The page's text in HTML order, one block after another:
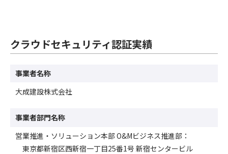
クラウドセキュリティ認証実績
事業者名称
大成建設株式会社
事業者部門名称
営業推進・ソリューション本部 O&Mビジネス推進部：
東京都新宿区西新宿一丁目25番1号 新宿センタービル